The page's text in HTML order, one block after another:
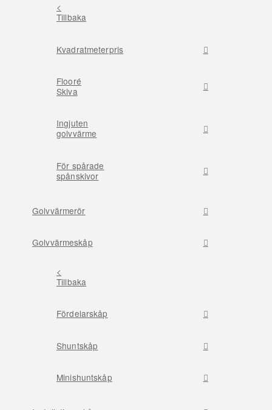
<
Tillbaka
Kvadratmeterpris
Flooré
Skiva
Ingjuten
golvvärme
För spårade
spånskivor
Golvvärmerör
Golvvärmeskåp
<
Tillbaka
Fördelarskåp
Shuntskåp
Minishuntskåp